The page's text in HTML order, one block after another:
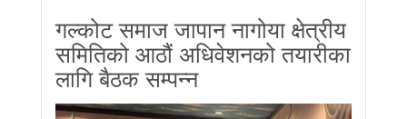
गल्कोट समाज जापान नागोया क्षेत्रीय
समितिको आठौं अधिवेशनको तयारीका
लागि बैठक सम्पन्न